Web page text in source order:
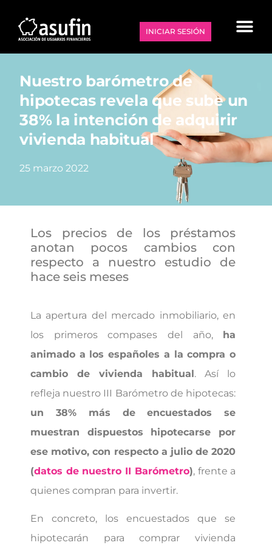
INICIAR SESIÓN
Nuestro barómetro de
hipotecas revela que sube un
38% la intención de adquirir
vivienda habitual
25 marzo 2022
Los precios de los préstamos
anotan pocos cambios con
respecto a nuestro estudio de
hace seis meses
La apertura del mercado inmobiliario, en
los primeros compases del año, ha
animado a los españoles a la compra o
cambio de vivienda habitual. Así lo
refleja nuestro III Barómetro de hipotecas:
un 38% más de encuestados se
muestran dispuestos hipotecarse por
ese motivo, con respecto a julio de 2020
(datos de nuestro II Barómetro), frente a
quienes compran para invertir.
En concreto, los encuestados que se
hipotecarán para comprar vivienda